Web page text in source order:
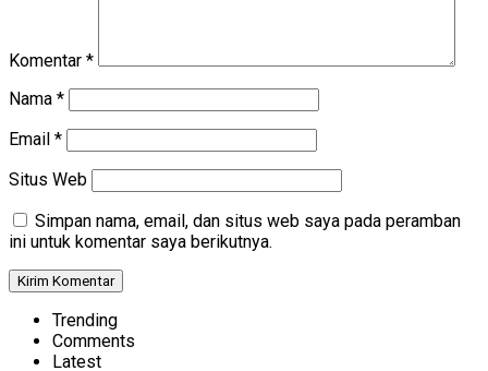
Komentar *
Nama *
Email *
Situs Web
Simpan nama, email, dan situs web saya pada peramban
ini untuk komentar saya berikutnya.
Trending
Comments
Latest